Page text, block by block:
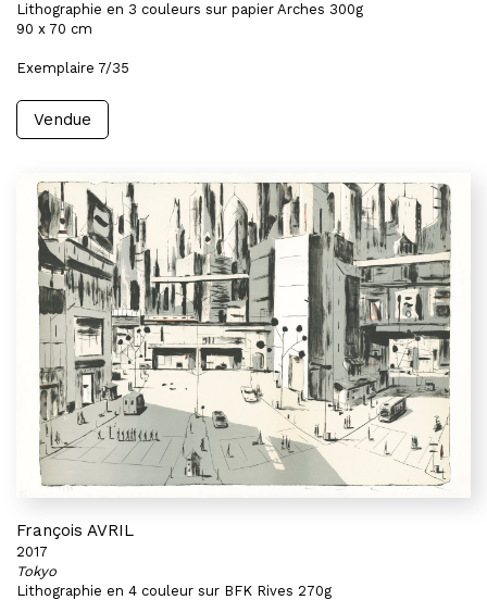
Lithographie en 3 couleurs sur papier Arches 300g
90 x 70 cm
Exemplaire 7/35
Vendue
François AVRIL
2017
Tokyo
Lithographie en 4 couleur sur BFK Rives 270g